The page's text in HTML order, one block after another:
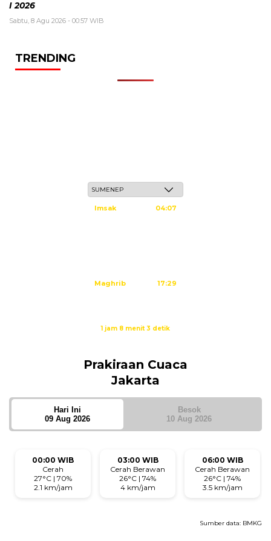
I 2026
Sabtu, 8 Agu 2026 - 00:57 WIB
TRENDING
Imsak 04:07
Maghrib 17:29
1 jam 8 menit 3 detik
Prakiraan Cuaca
Jakarta
Hari Ini
09 Aug 2026
Besok
10 Aug 2026
00:00 WIB
Cerah
27°C | 70%
2.1 km/jam
03:00 WIB
Cerah Berawan
26°C | 74%
4 km/jam
06:00 WIB
Cerah Berawan
26°C | 74%
3.5 km/jam
Sumber data: BMKG